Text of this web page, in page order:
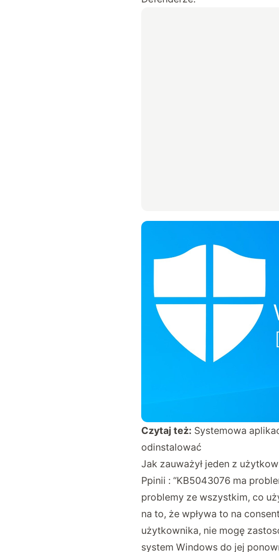
Czytaj też: Systemowa
odinstalować
Jak zauważył jeden z
Ppinii : “KB5043076 ma
problemy ze wszystkim, co
na to, że wpływa to na
użytkownika, nie mogę
system Windows do jej